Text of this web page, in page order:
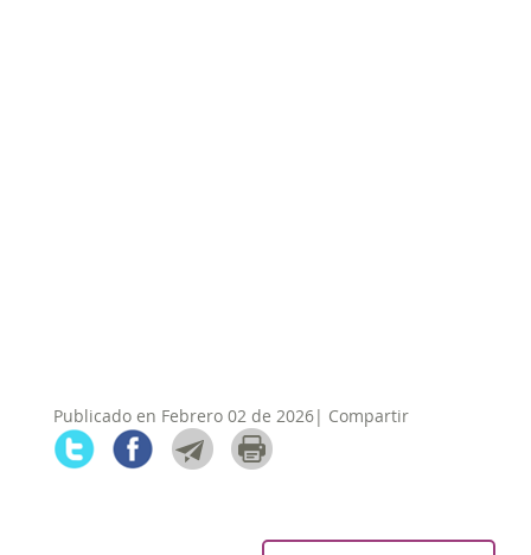
Publicado en Febrero 02 de 2026| Compartir